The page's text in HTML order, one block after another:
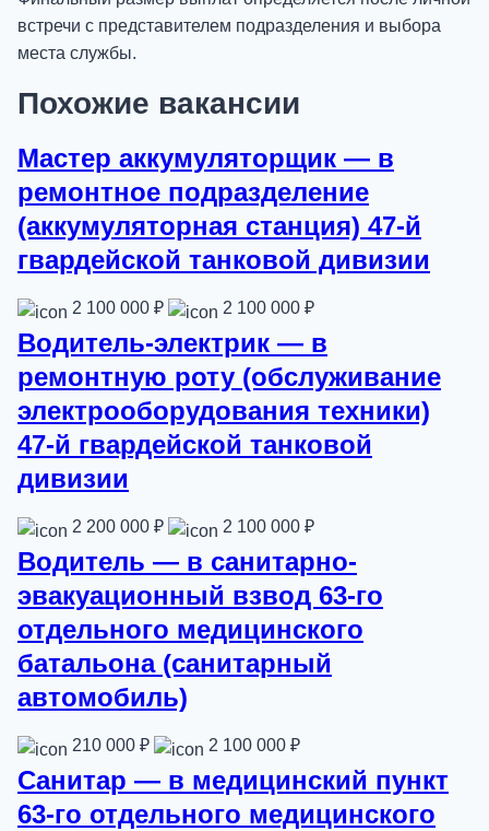
встречи с представителем подразделения и выбора
места службы.
Похожие вакансии
Мастер аккумуляторщик — в
ремонтное подразделение
(аккумуляторная станция) 47-й
гвардейской танковой дивизии
2 100 000 ₽ 2 100 000 ₽
Водитель-электрик — в
ремонтную роту (обслуживание
электрооборудования техники)
47-й гвардейской танковой
дивизии
2 200 000 ₽ 2 100 000 ₽
Водитель — в санитарно-
эвакуационный взвод 63-го
отдельного медицинского
батальона (санитарный
автомобиль)
210 000 ₽ 2 100 000 ₽
Санитар — в медицинский пункт
63-го отдельного медицинского